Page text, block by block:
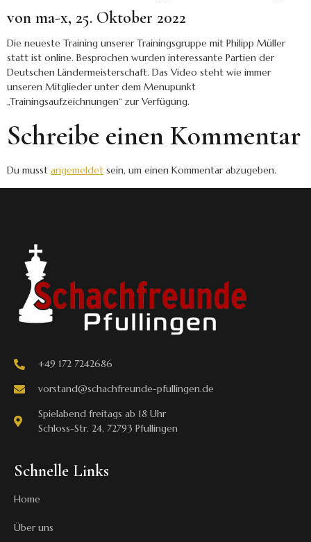
von ma-x, 25. Oktober 2022
Die neueste Training unserer Trainingsgruppe mit Philipp Müller
statt ist online. Besprochen wurden interessante Partien der
Deutschen Ländermeisterschaft. Das Video steht wie immer
unseren Mitglieder unter dem Menupunkt
„Trainingsaufzeichnungen“ zur Verfügung.
Schreibe einen Kommentar
Du musst angemeldet sein, um einen Kommentar abzugeben.
+49 172 7242686
vorstand@schachfreunde-pfullingen.de
Spielabend freitags ab 18 Uhr
Schloss-Str. 24, 72793 Pfullingen
Schnelle Links
Home
Über uns